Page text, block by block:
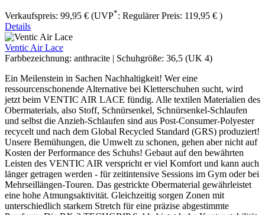
Verkaufspreis: 99,95 € (UVP*: Regulärer Preis: 119,95 € )
Details
Ventic Air Lace
Farbbezeichnung: anthracite | Schuhgröße: 36,5 (UK 4)
Ein Meilenstein in Sachen Nachhaltigkeit! Wer eine
ressourcenschonende Alternative bei Kletterschuhen sucht, wird
jetzt beim VENTIC AIR LACE fündig. Alle textilen Materialien des
Obermaterials, also Stoff, Schnürsenkel, Schnürsenkel-Schlaufen
und selbst die Anzieh-Schlaufen sind aus Post-Consumer-Polyester
recycelt und nach dem Global Recycled Standard (GRS) produziert!
Unsere Bemühungen, die Umwelt zu schonen, gehen aber nicht auf
Kosten der Performance des Schuhs! Gebaut auf den bewährten
Leisten des VENTIC AIR verspricht er viel Komfort und kann auch
länger getragen werden - für zeitintensive Sessions im Gym oder bei
Mehrseillängen-Touren. Das gestrickte Obermaterial gewährleistet
eine hohe Atmungsaktivität. Gleichzeitig sorgen Zonen mit
unterschiedlich starkem Stretch für eine präzise abgestimmte